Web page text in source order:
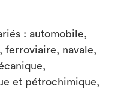
: automobile,
ferroviaire, navale,
et pétrochimique,